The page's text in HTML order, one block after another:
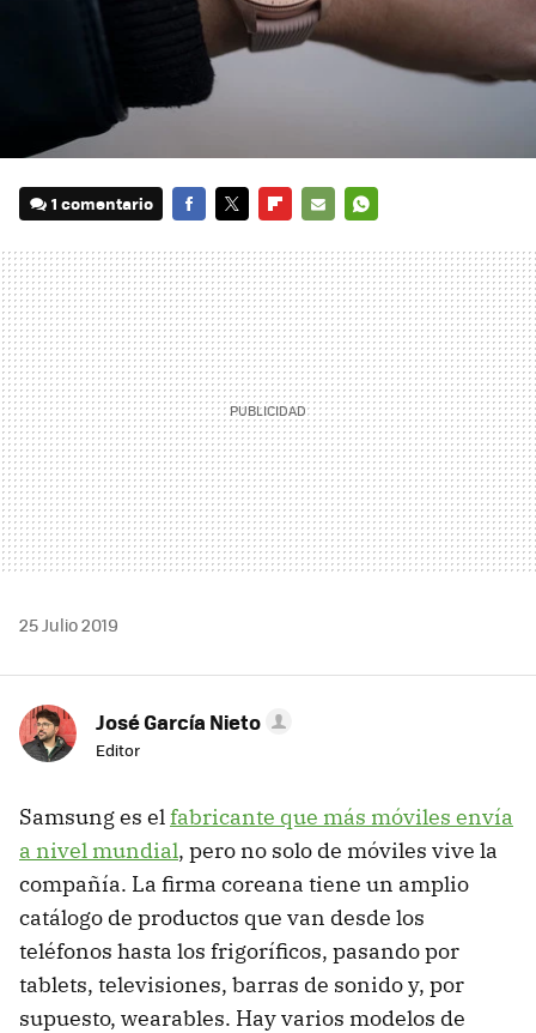
1 comentario
MAIL
25 Julio 2019
José García Nieto
Editor
Samsung es el fabricante que más móviles envía
a nivel mundial, pero no solo de móviles vive la
compañía. La firma coreana tiene un amplio
catálogo de productos que van desde los
teléfonos hasta los frigoríficos, pasando por
tablets, televisiones, barras de sonido y, por
supuesto, wearables. Hay varios modelos de